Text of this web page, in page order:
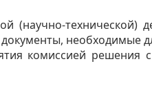
(научно-технической)
необходимые
комиссией